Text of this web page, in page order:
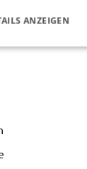
ANZEIGEN